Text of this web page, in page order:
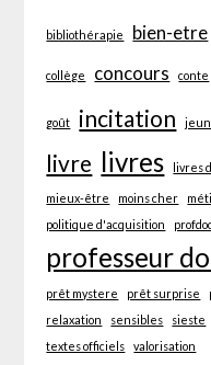
bibliothérapie bien-etre
collège concours conte
goût incitation
livre livres livres
mieux-être moins cher
politique d'acquisition
professeur
prêt mystere prêt surprise
relaxation
sensibles sieste
textes officiels
valorisation